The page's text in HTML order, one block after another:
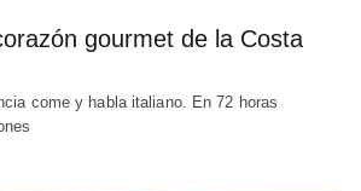
gourmet de la Costa
come y habla italiano. En 72 horas